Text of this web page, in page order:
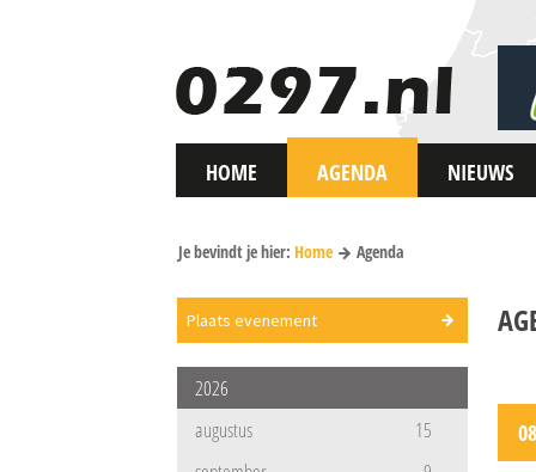
HOME AGENDA NIEUWS
Je bevindt je hier: Home Agenda
Plaats evenement
2026
augustus
15
08